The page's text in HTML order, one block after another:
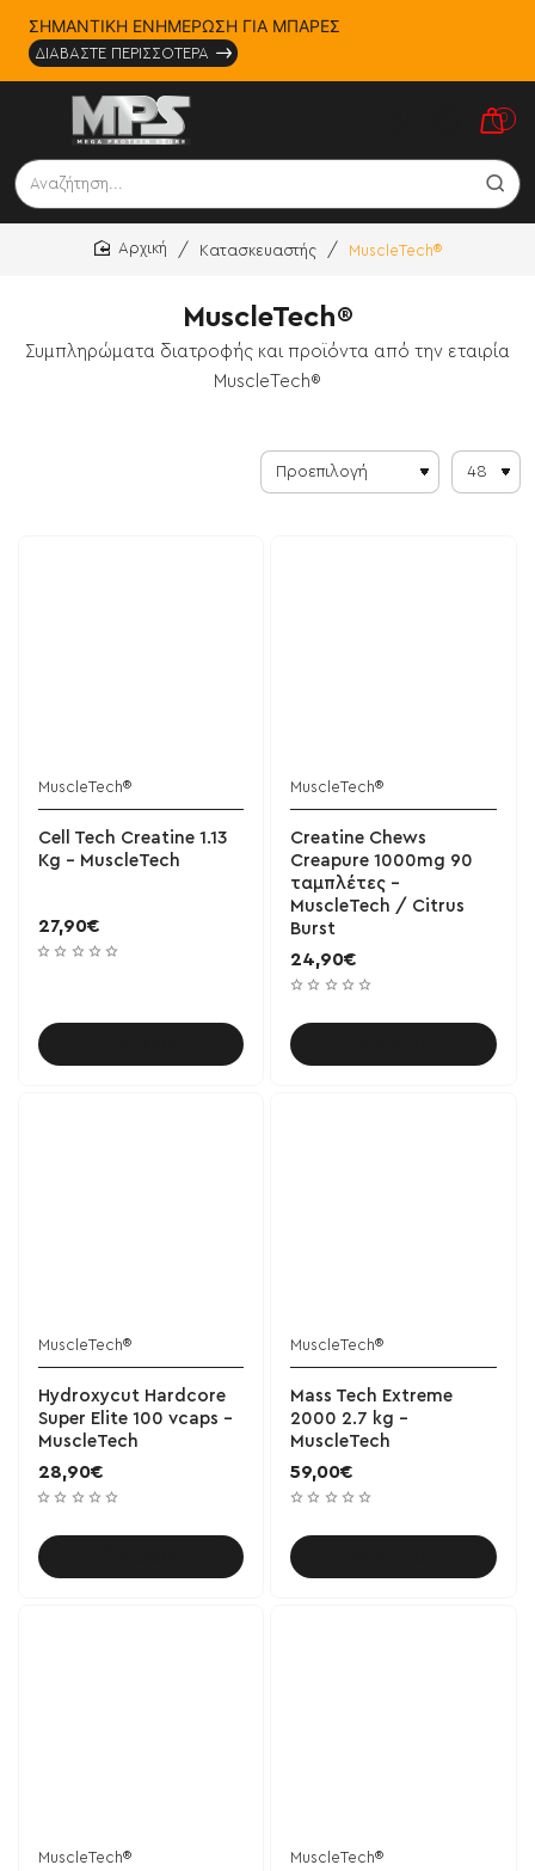
ΣΗΜΑΝΤΙΚΗ ΕΝΗΜΕΡΩΣΗ ΓΙΑ ΜΠΑΡΕΣ
ΔΙΑΒΑΣΤΕ ΠΕΡΙΣΣΟΤΕΡΑ
0
Αναζήτηση...
MuscleTech®
Συμπληρώματα διατροφής και προϊόντα από την εταιρία
MuscleTech®
Κατασκευαστής MuscleTech®
MuscleTech®
Cell Tech Creatine 1.13
Kg - MuscleTech
27,90€
MuscleTech®
Creatine Chews
Creapure 1000mg 90
ταμπλέτες -
MuscleTech / Citrus
Burst
24,90€
MuscleTech®
Hydroxycut Hardcore
Super Elite 100 vcaps -
MuscleTech
28,90€
MuscleTech®
Mass Tech Extreme
2000 2.7 kg -
MuscleTech
59,00€
MuscleTech® MuscleTech®